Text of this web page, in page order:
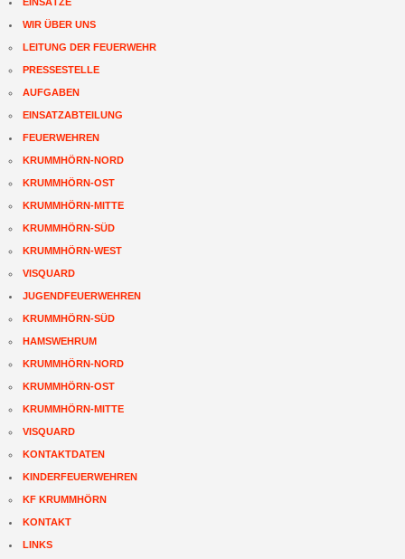
WIR ÜBER UNS
LEITUNG DER FEUERWEHR
PRESSESTELLE
AUFGABEN
EINSATZABTEILUNG
FEUERWEHREN
KRUMMHÖRN-NORD
KRUMMHÖRN-OST
KRUMMHÖRN-MITTE
KRUMMHÖRN-SÜD
KRUMMHÖRN-WEST
VISQUARD
JUGENDFEUERWEHREN
KRUMMHÖRN-SÜD
HAMSWEHRUM
KRUMMHÖRN-NORD
KRUMMHÖRN-OST
KRUMMHÖRN-MITTE
VISQUARD
KONTAKTDATEN
KINDERFEUERWEHREN
KF KRUMMHÖRN
KONTAKT
LINKS